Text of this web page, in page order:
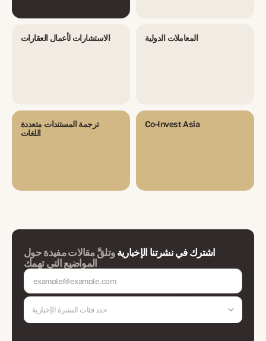
الاستشارات لأعمال العقارات المعاملات الدولية
ترجمة المستندات متعددة
اللغات
Co-Invest Asia
اشترك في نشرتنا الإخباريةوتلقَّ مقالات مفيدة حول
المواضيع التي تهمك
حدد فئات النشرة الإخبارية